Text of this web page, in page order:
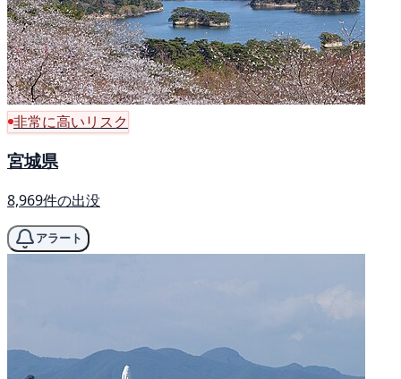
非常に高いリスク
宮城県
8,969件の出没
アラート